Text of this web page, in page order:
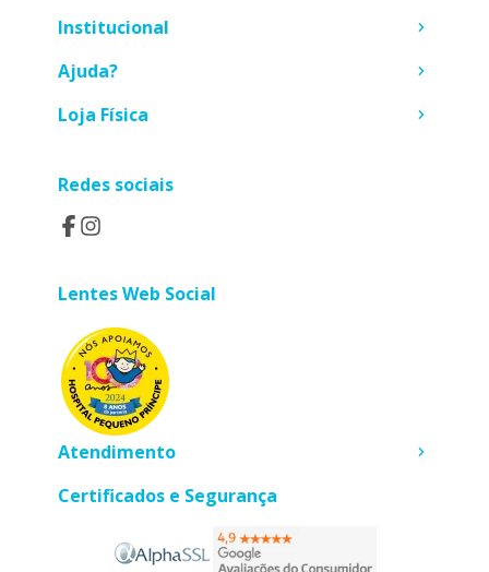
Institucional
Ajuda?
Loja Física
Redes sociais
Lentes Web Social
Atendimento
Certificados e Segurança